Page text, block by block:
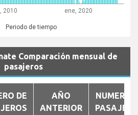
2010 ene, 2020
Periodo de tiempo
Comparación mensual de
pasajeros
DE
AÑO
ANTERIOR
NUMERO